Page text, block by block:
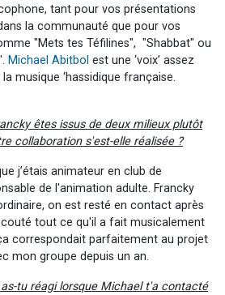
tant pour vos présentations
la communauté que pour vos
"Mets tes Téfilines", "Shabbat" ou
Michael Abitbol est une ‘voix’ assez
musique ‘hassidique française.
êtes issus de deux milieux plutôt
collaboration s'est-elle réalisée ?
j’étais animateur en club de
de l'animation adulte. Francky
on est resté en contact après
tout ce qu'il a fait musicalement
correspondait parfaitement au projet
mon groupe depuis un an.
tu réagi lorsque Michael t'a contacté